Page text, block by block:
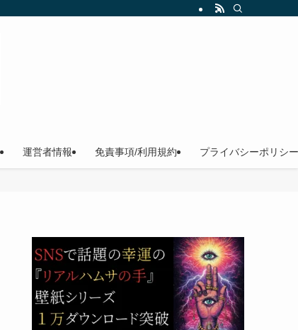
運営者情報 免責事項/利用規約 プライバシーポリシー